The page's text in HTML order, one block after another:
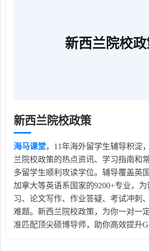
新西兰院校
新西兰院校政策
海马课堂， 11年海外留学生辅导积淀
兰院校政策的热点资讯、学习指南和
多留学生顺利攻读学位。辅导覆盖英
加拿大等英语系国家的9200+专业，
习、论文写作、作业答疑、考试冲刺
难题。新西兰院校政策，为你一对一
准匹配顶尖硕博导师，助你高效提升